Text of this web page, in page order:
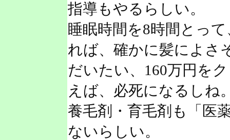
指導もやるらしい。
睡眠時間を8時間とっ
れば、確かに髪によさ
だいたい、160万円を
えば、必死になるしね
養毛剤・育毛剤も「医
ないらしい。